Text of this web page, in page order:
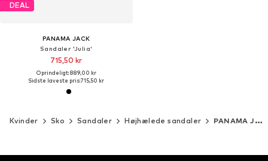
DEAL
PANAMA JACK
Sandaler 'Julia'
715,50 kr
Oprindeligt: 889,00 kr
Sidste laveste pris:715,50 kr
Kvinder Sko Sandaler Højhælede sandaler PANAMA JACK